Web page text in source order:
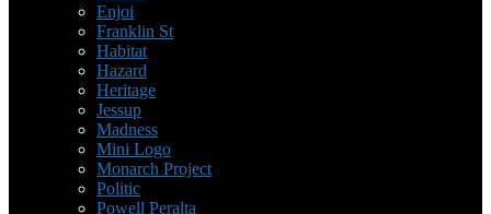
Enjoi
Franklin St
Habitat
Hazard
Heritage
Jessup
Madness
Mini Logo
Monarch Project
Politic
Powell Peralta